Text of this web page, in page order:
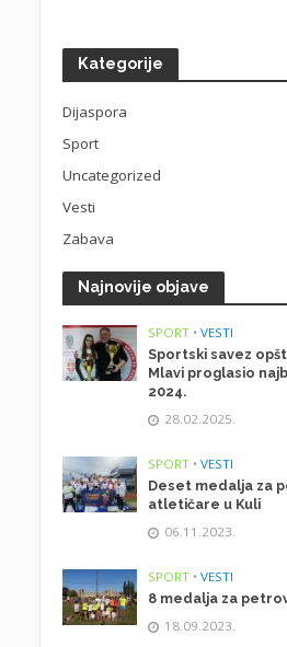
Kategorije
Dijaspora
Sport
Uncategorized
Vesti
Zabava
Najnovije objave
SPORT • VESTI
Sportski savez
Mlavi proglasio
2024.
28.02.2025.
SPORT • VESTI
Deset medalja za
atletičare u Kuli
06.11.2023.
SPORT • VESTI
8 medalja za
18.09.2023.